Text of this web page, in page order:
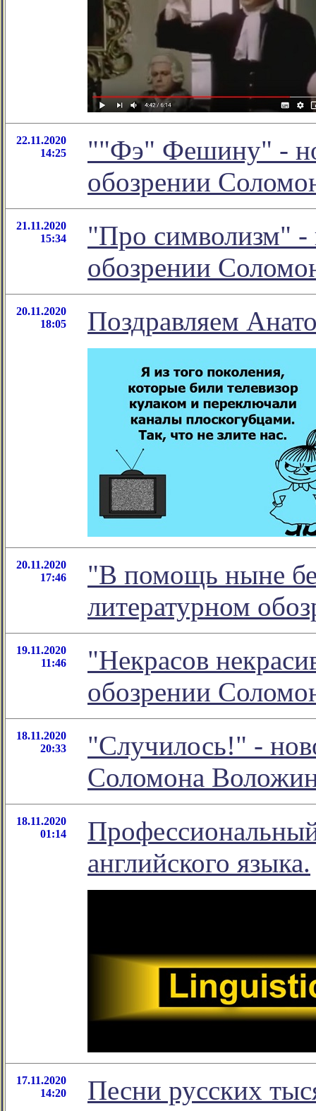
22.11.2020
14:25
""Фэ" Фешину" -
обозрении
21.11.2020
15:34
"Про символизм" -
обозрении
20.11.2020
18:05
Поздравляем
20.11.2020
17:46
"В помощь ныне
литературном
19.11.2020
11:46
"Некрасов
обозрении
18.11.2020
20:33
"Случилось!" -
Соломона
18.11.2020
01:14
английского языка.
17.11.2020
14:20
Песни русских